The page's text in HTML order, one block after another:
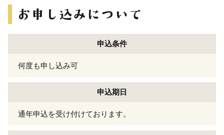
申込条件
何度も申し込み可
申込期日
通年申込を受け付けております。